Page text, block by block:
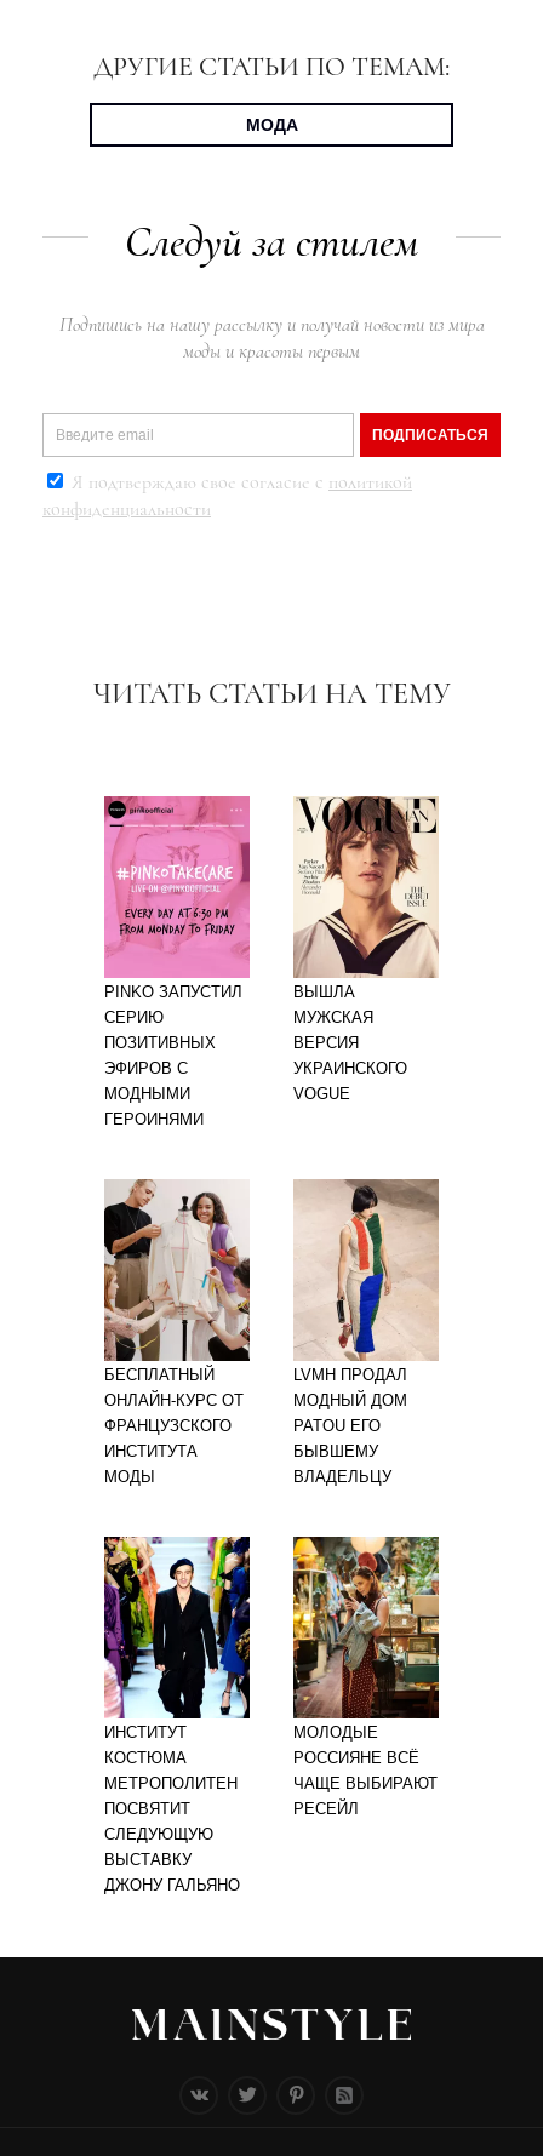
ДРУГИЕ СТАТЬИ ПО ТЕМАМ:
МОДА
Следуй за стилем
Подпишись на нашу рассылку и получай новости из мира
моды и красоты первым
ПОДПИСАТЬСЯ
Я подтверждаю свое согласие с политикой
конфиденциальности
ЧИТАТЬ СТАТЬИ НА ТЕМУ
PINKO ЗАПУСТИЛ
СЕРИЮ
ПОЗИТИВНЫХ
ЭФИРОВ С
МОДНЫМИ
ГЕРОИНЯМИ
ВЫШЛА
МУЖСКАЯ
ВЕРСИЯ
УКРАИНСКОГО
VOGUE
БЕСПЛАТНЫЙ
ОНЛАЙН-КУРС ОТ
ФРАНЦУЗСКОГО
ИНСТИТУТА
МОДЫ
LVMH ПРОДАЛ
МОДНЫЙ ДОМ
PATOU ЕГО
БЫВШЕМУ
ВЛАДЕЛЬЦУ
ИНСТИТУТ
КОСТЮМА
МЕТРОПОЛИТЕН
ПОСВЯТИТ
СЛЕДУЮЩУЮ
ВЫСТАВКУ
ДЖОНУ ГАЛЬЯНО
МОЛОДЫЕ
РОССИЯНЕ ВСЁ
ЧАЩЕ ВЫБИРАЮТ
РЕСЕЙЛ